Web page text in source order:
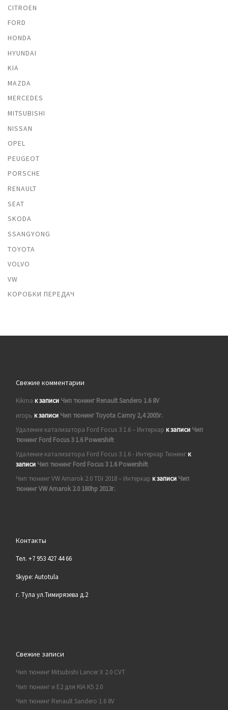
CITROEN
FORD
HONDA
HYUNDAI
KIA
MAZDA
MERCEDES
MITSUBISHI
NISSAN
OPEL
PEUGEOT
PORSCHE
RENAULT
SEAT
SKODA
SSANGYONG
TOYOTA
VOLVO
VW
КОРОБКИ ПЕРЕДАЧ
Свежие комментарии
Kikma к записи Чип тюнинг Renault Sandero 1.6 8V
игорь к записи Чип тюнинг Toyota Camry 2,4 2005г.
Удаление катализатора Ford Focus 3 1.6 – Интеркар к записи Чип
тюнинг Ford Focus 3 1.6 Powershift
Удаление катализатора Ford Focus 3 1.6 - Интеркар Тюнингк
записи Чип тюнинг Ford Focus 3 1.6 Powershift
Чип тюнинг VW Amarok 2.0 TDI 2018 – Интеркар к записи Чип
тюнинг VW Amarok 2.0 180hp 2013г.
Контакты
Тел. +7 953 427 44 66
Skype: Autotula
г. Тула ул.Тимирязева д.2
Свежие записи
Чип тюнинг Mitsubishi Lancer X 2.0 CVT
Чип тюнинг и E2 для KIA K5 2.0
Чип тюнинг Renault Sandero 1.6 8V